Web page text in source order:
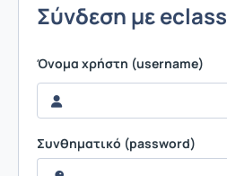
Σύνδεση με eclass
Όνομα χρήστη (username)
Συνθηματικό (password)